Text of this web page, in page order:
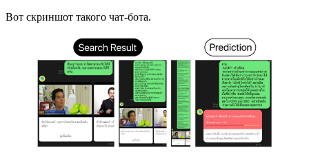
Вот скриншот такого чат-бота.